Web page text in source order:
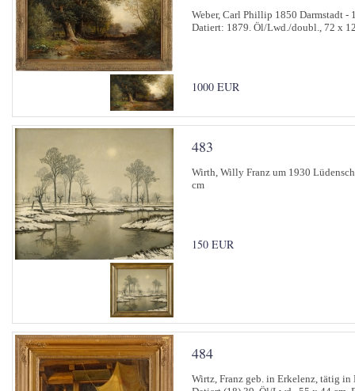
Weber, Carl Phillip 1850 Darmstadt
Datiert: 1879. Öl/Lwd./doubl., 72 x
1000 EUR
483
Wirth, Willy Franz um 1930
cm
150 EUR
484
Wirtz, Franz geb. in Erkelenz, tätig in